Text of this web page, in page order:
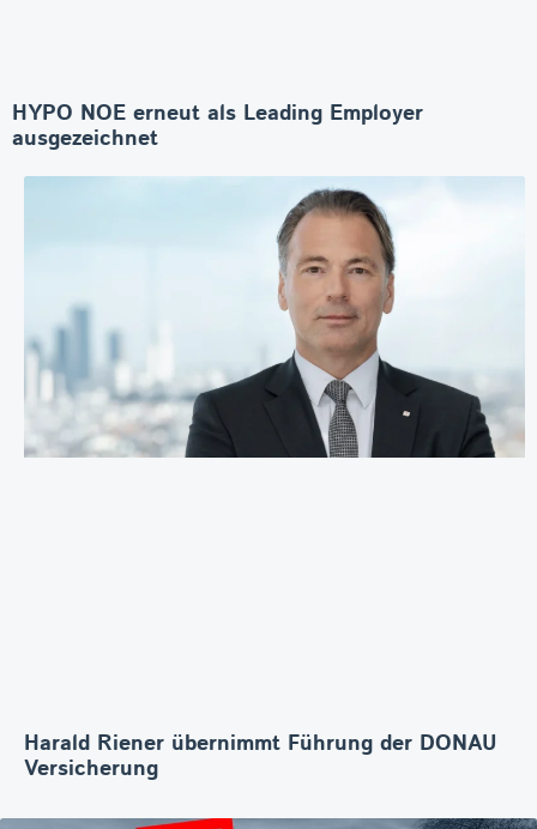
HYPO NOE erneut als Leading Employer
ausgezeichnet
Harald Riener übernimmt Führung der DONAU
Versicherung